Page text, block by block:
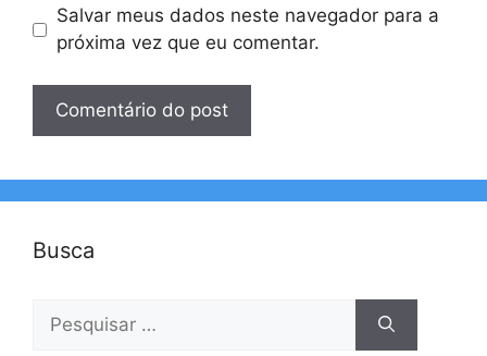
Salvar meus dados neste navegador para a
próxima vez que eu comentar.
Busca
por: